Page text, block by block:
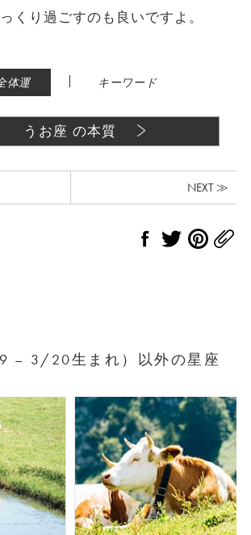
くり過ごすのも良いですよ。
体運 | キーワード
うお座 の本質
NEXT ≫
– 3/20生まれ）以外の星座